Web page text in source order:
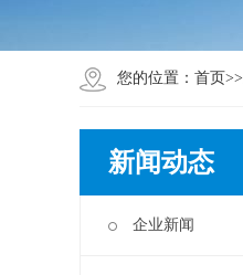
您的位置： 首页>>
新闻动态
企业新闻